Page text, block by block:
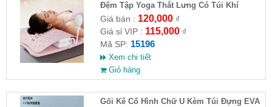
Đệm Tập Yoga Thắt Lưng Có Túi Khí
Giá bán : 120,000₫
Giá sỉ VIP : 115,000₫
Mã SP: 15196
Xem chi tiết
Giỏ hàng
Gối Kê Cổ Hình Chữ U Kèm Túi Đựng EVA